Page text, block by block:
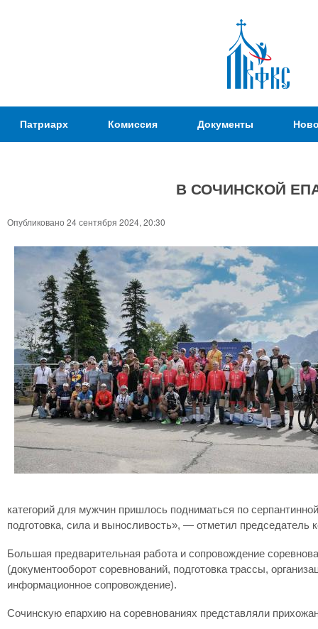
Патриаршая
Комиссия
культуры и
спорта
Патриарх Комиссия Документы
Вы
В СОЧИНСКОЙ
Опубликовано 24 сентября 2024, 20:30
категорий для мужчин пришлось подниматься по
подготовка, сила и выносливость», — отметил
Большая предварительная работа и сопровождение
(документооборот соревнований, подготовка трассы,
информационное сопровождение).
Сочинскую епархию на соревнованиях представляли